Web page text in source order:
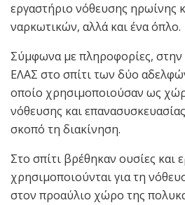
εργαστήριο νόθευσης ηρωίνης
ναρκωτικών, αλλά και ένα όπλο.
Σύμφωνα με πληροφορίες, στην
ΕΛΑΣ στο σπίτι των δύο
οποίο χρησιμοποιούσαν ως
νόθευσης και
σκοπό τη διακίνηση.
Στο σπίτι βρέθηκαν ουσίες και
χρησιμοποιούνται για τη
στον προαύλιο χώρο της